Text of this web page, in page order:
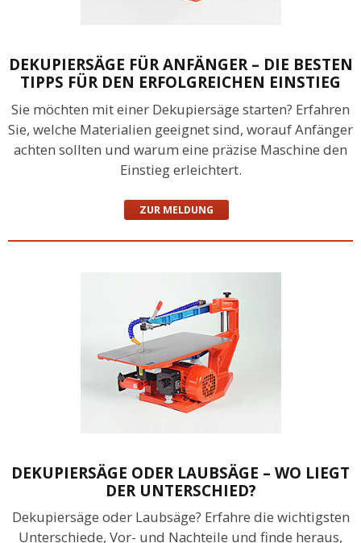
DEKUPIERSÄGE FÜR ANFÄNGER – DIE BESTEN
TIPPS FÜR DEN ERFOLGREICHEN EINSTIEG
Sie möchten mit einer Dekupiersäge starten? Erfahren
Sie, welche Materialien geeignet sind, worauf Anfänger
achten sollten und warum eine präzise Maschine den
Einstieg erleichtert.
ZUR MELDUNG
DEKUPIERSÄGE ODER LAUBSÄGE – WO LIEGT
DER UNTERSCHIED?
Dekupiersäge oder Laubsäge? Erfahre die wichtigsten
Unterschiede, Vor- und Nachteile und finde heraus,